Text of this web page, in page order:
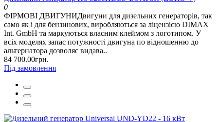
0
ФІРМОВІ ДВИГУНИДвигуни для дизельних генераторів, так
само як і для бензинових, виробляються за ліцензією DIMAX
Int. GmbH та маркуються власним клеймом з логотипом. У
всіх моделях запас потужності двигуна по відношенню до
альтернатора дозволяє видава..
84 700.00грн.
Під замовлення